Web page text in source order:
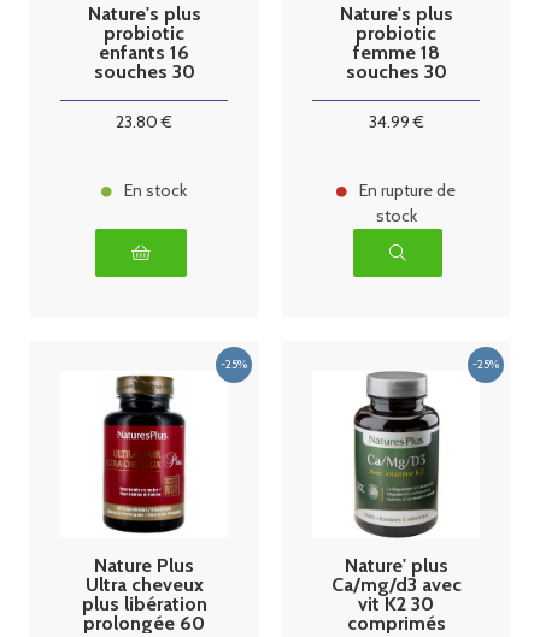
Nature's plus
probiotic
enfants 16
souches 30
croquer
23.80 €
En stock
Nature's plus
probiotic
femme 18
souches 30
34.99€
En rupture de
stock
Nature Plus
Ultra cheveux
plus libération
prolongée 60
Nature' plus
Ca/mg/d3 avec
vit K2 30
comprimés